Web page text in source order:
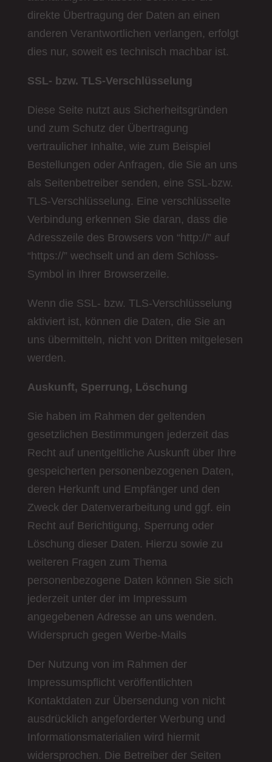
direkte Übertragung der Daten an einen
anderen Verantwortlichen verlangen, erfolgt
dies nur, soweit es technisch machbar ist.
SSL- bzw. TLS-Verschlüsselung
Diese Seite nutzt aus Sicherheitsgründen
und zum Schutz der Übertragung
vertraulicher Inhalte, wie zum Beispiel
Bestellungen oder Anfragen, die Sie an uns
als Seitenbetreiber senden, eine SSL-bzw.
TLS-Verschlüsselung. Eine verschlüsselte
Verbindung erkennen Sie daran, dass die
Adresszeile des Browsers von “http://” auf
“https://” wechselt und an dem Schloss-
Symbol in Ihrer Browserzeile.
Wenn die SSL- bzw. TLS-Verschlüsselung
aktiviert ist, können die Daten, die Sie an
uns übermitteln, nicht von Dritten mitgelesen
werden.
Auskunft, Sperrung, Löschung
Sie haben im Rahmen der geltenden
gesetzlichen Bestimmungen jederzeit das
Recht auf unentgeltliche Auskunft über Ihre
gespeicherten personenbezogenen Daten,
deren Herkunft und Empfänger und den
Zweck der Datenverarbeitung und ggf. ein
Recht auf Berichtigung, Sperrung oder
Löschung dieser Daten. Hierzu sowie zu
weiteren Fragen zum Thema
personenbezogene Daten können Sie sich
jederzeit unter der im Impressum
angegebenen Adresse an uns wenden.
Widerspruch gegen Werbe-Mails
Der Nutzung von im Rahmen der
Impressumspflicht veröffentlichten
Kontaktdaten zur Übersendung von nicht
ausdrücklich angeforderter Werbung und
Informationsmaterialien wird hiermit
widersprochen. Die Betreiber der Seiten